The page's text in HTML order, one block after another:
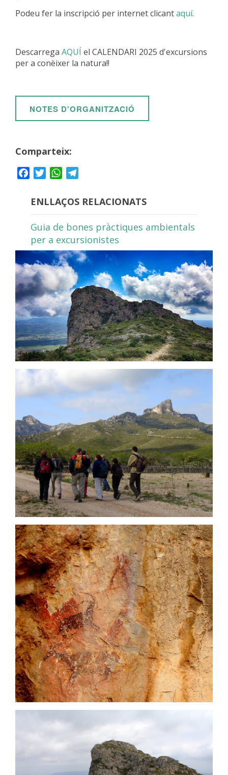
Podeu fer la inscripció per internet clicantaquí.
Descarrega AQUÍ el CALENDARI 2025 d'excursions
per a conèixer la natura!!
NOTES D'ORGANITZACIÓ
Comparteix:
FacebookTwitterWhatsApp
ENLLAÇOS RELACIONATS
Guia de bones pràctiques ambientals
per a excursionistes